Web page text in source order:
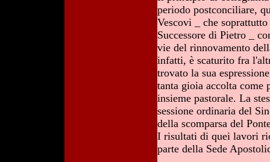
periodo postconciliare,
Vescovi _ che
Successore di Pietro _
vie del rinnovamento
infatti, è scaturito fra
trovato la sua
tanta gioia accolta come
insieme pastorale. La
sessione ordinaria del
della scomparsa del
I risultati di quei lavori
parte della Sede